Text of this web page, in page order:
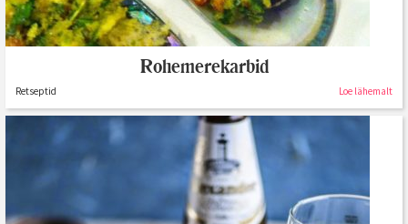
Rohemerekarbid
Retseptid Loe lähemalt